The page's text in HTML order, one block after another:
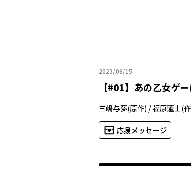
2023/06/15
2023年06月15日
【#01】 あの乙女ゲ
三嶋与夢(原作) /福原蓮士(
応援メッセージ